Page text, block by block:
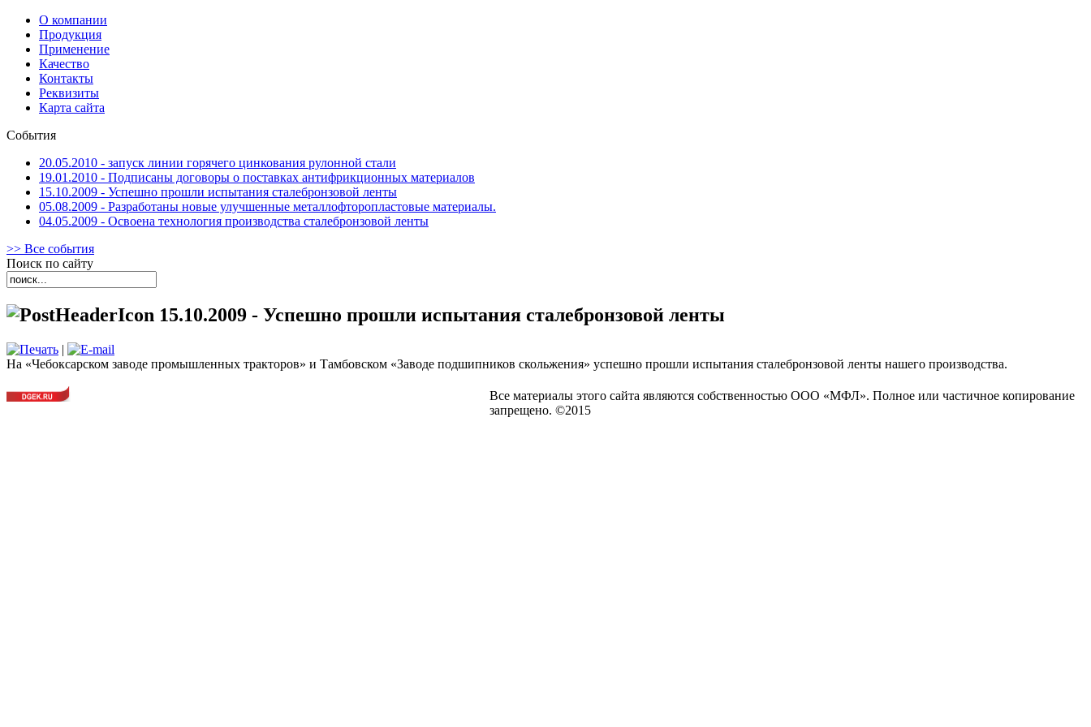
О компании
Продукция
Применение
Качество
Контакты
Реквизиты
Карта сайта
События
20.05.2010 - запуск линии горячего цинкования рулонной стали
19.01.2010 - Подписаны договоры о поставках антифрикционных материалов
15.10.2009 - Успешно прошли испытания сталебронзовой ленты
05.08.2009 - Разработаны новые улучшенные металлофторопластовые материалы.
04.05.2009 - Освоена технология производства сталебронзовой ленты
>> Все события
Поиск по сайту
15.10.2009 - Успешно прошли испытания сталебронзовой ленты
|
На «Чебоксарском заводе промышленных тракторов» и Тамбовском «Заводе подшипников скольжения» успешно прошли испытания сталебронзовой ленты нашего производства.
Все материалы этого сайта являются собственностью ООО «МФЛ». Полное или частичное копирование
запрещено. ©2015